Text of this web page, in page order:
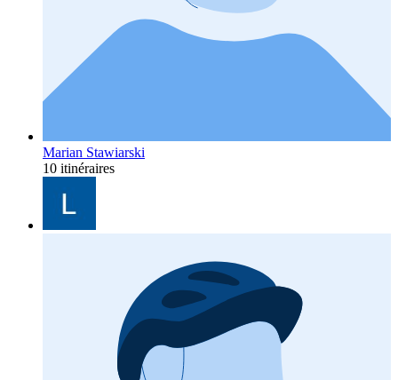
Marian Stawiarski
10 itinéraires